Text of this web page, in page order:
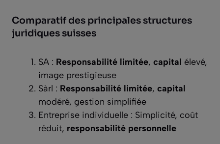
Comparatif des principales structures
juridiques suisses
SA : Responsabilité limitée, capital élevé,
image prestigieuse
Sàrl : Responsabilité limitée, capital
modéré, gestion simplifiée
Entreprise individuelle : Simplicité, coût
réduit, responsabilité personnelle